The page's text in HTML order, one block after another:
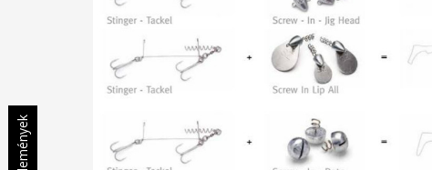
Vélemények